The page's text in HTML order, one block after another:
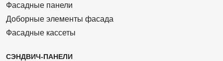
Фасадные панели
Доборные элементы фасада
Фасадные кассеты
СЭНДВИЧ-ПАНЕЛИ